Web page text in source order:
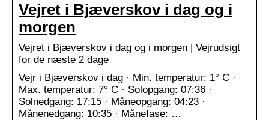
Vejret i Bjæverskov i dag og i
morgen
Vejret i Bjæverskov i dag og i morgen | Vejrudsigt
for de næste 2 dage
Vejr i Bjæverskov i dag · Min. temperatur: 1° C ·
Max. temperatur: 7° C · Solopgang: 07:36 ·
Solnedgang: 17:15 · Måneopgang: 04:23 ·
Månenedgang: 10:35 · Månefase: …